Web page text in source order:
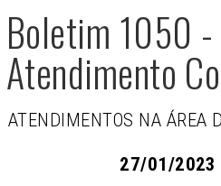
Boletim 1050 -
Atendimento
ATENDIMENTOS NA ÁREA
27/01/2023